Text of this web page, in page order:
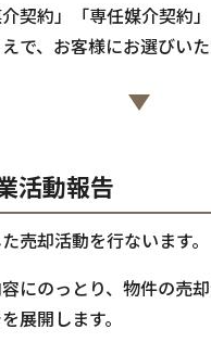
契約」「専任媒介契約
で、お客様にお選びいた
活動報告
売却活動を行ないます。
にのっとり、物件の売
展開します。